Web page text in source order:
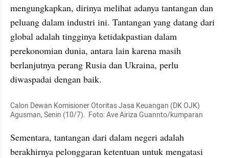
mengungkapkan, dirinya melihat adanya tantangan dan
peluang dalam industri ini. Tantangan yang datang dari
global adalah tingginya ketidakpastian dalam
perekonomian dunia, antara lain karena masih
berlanjutnya perang Rusia dan Ukraina, perlu
diwaspadai dengan baik.
Calon Dewan Komisioner Otoritas Jasa Keuangan (DK OJK)
Agusman, Senin (10/7).  Foto: Ave Airiza Guannto/kumparan
Sementara, tantangan dari dalam negeri adalah
berakhirnya pelonggaran ketentuan untuk mengatasi